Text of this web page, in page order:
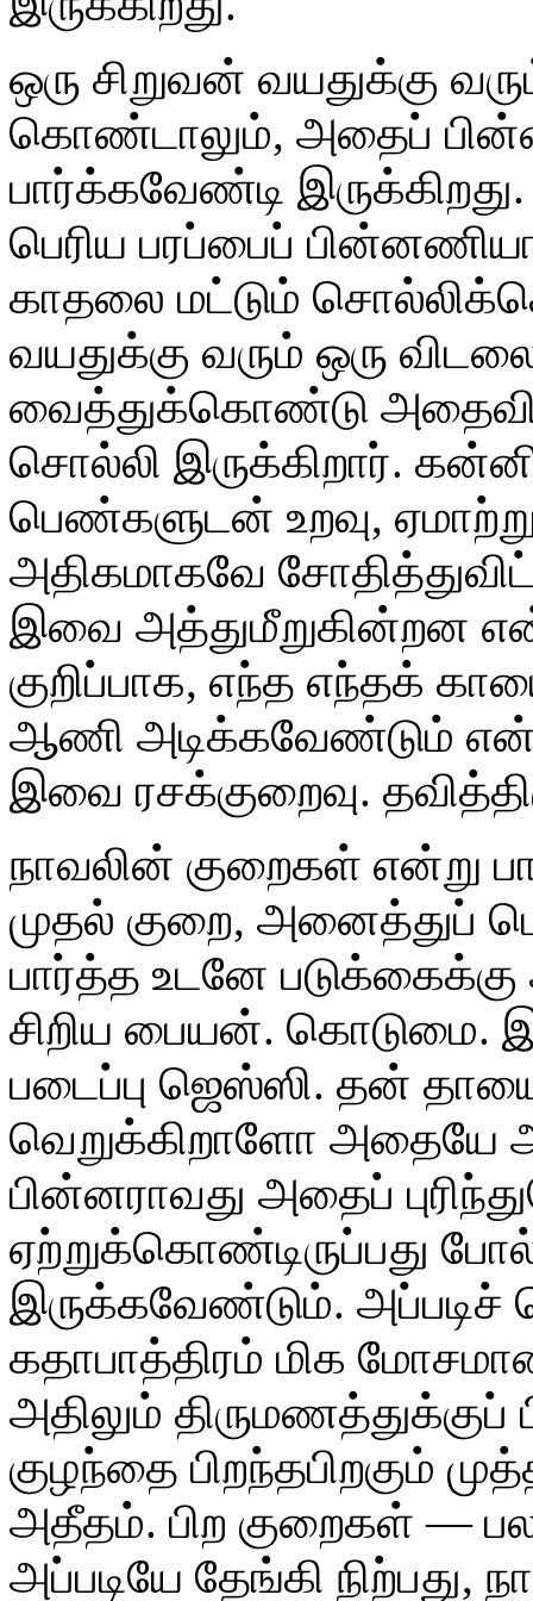
ஒரு சிறுவன் வயதுக்கு
கொண்டாலும், அதைப்
பார்க்கவேண்டி
பெரிய பரப்பைப்
காதலை மட்டும்
வயதுக்கு வரும் ஒரு
வைத்துக்கொண்டு
சொல்லி இருக்கிறார்.
பெண்களுடன் உறவு,
அதிகமாகவே
இவை அத்துமீறுகின்றன
குறிப்பாக, எந்த எந்தக்
ஆணி அடிக்கவேண்டும்
இவை ரசக்குறைவு.
நாவலின் குறைகள் என்று
முதல் குறை, அனைத்துப்
பார்த்த உடனே
சிறிய பையன். கொடுமை.
படைப்பு ஜெஸ்ஸி. தன்
வெறுக்கிறாளோ அதையே
பின்னராவது அதைப்
ஏற்றுக்கொண்டிருப்பது போல்
இருக்கவேண்டும்.
கதாபாத்திரம் மிக
அதிலும் திருமணத்துக்குப்
குழந்தை பிறந்தபிறகும்
அதீதம். பிற குறைகள் —
அப்படியே தேங்கி நிற்பது,